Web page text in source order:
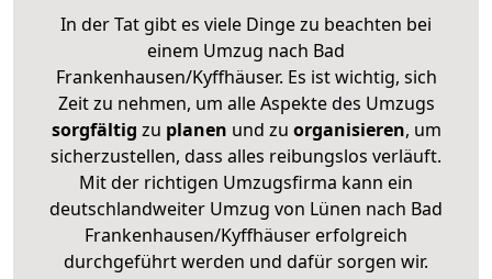
In der Tat gibt es viele Dinge zu beachten bei
einem Umzug nach Bad
Frankenhausen/Kyffhäuser. Es ist wichtig, sich
Zeit zu nehmen, um alle Aspekte des Umzugs
sorgfältig zu planen und zu organisieren, um
sicherzustellen, dass alles reibungslos verläuft.
Mit der richtigen Umzugsfirma kann ein
deutschlandweiter Umzug von Lünen nach Bad
Frankenhausen/Kyffhäuser erfolgreich
durchgeführt werden und dafür sorgen wir.